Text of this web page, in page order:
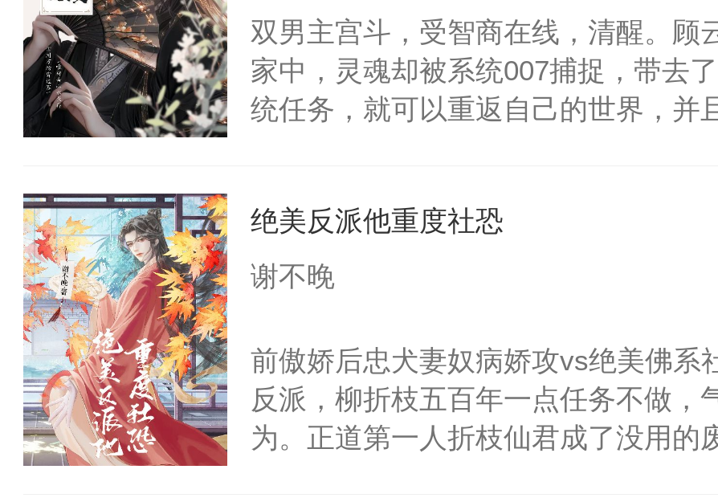
一：影帝白月光突然回来怎么破？请
事的，你快去看看他怎么样。”莫之
唇却带着圣母的微笑：“我爱你，所
看着面前这个柔弱美丽，一心一意爱
带系统，怎么破？小侍卫天还没亮，
被一把扣住腰：“陛下，天亮了，要
好了！”“那就废后吧。”大皇帝懒散着
致死怎么破？可怜带球小白莲：“嘤
子！”渣攻：“你胡说，我没碰你！”老
么？这是你舅妈，快叫舅妈！”.....学
双男主宫斗，受智商在线，清醒。顾
家中，灵魂却被系统007捕捉，带去
统任务，就可以重返自己的世界，并
晓结局，特派遣时来孕转系统007带
承帝孕育子嗣。大冀恒朝，一个从未
构与男子相同，只是多了生育的能力
的痣。为了完成任务和生存，顾云不
算，除掉一个又一个的敌人，最终坐
绝美反派他重度社恐
谢不晚
前傲娇后忠犬妻奴病娇攻vs绝美佛系
反派，柳折枝五百年一点任务不做，
为。正道第一人折枝仙君成了没用的